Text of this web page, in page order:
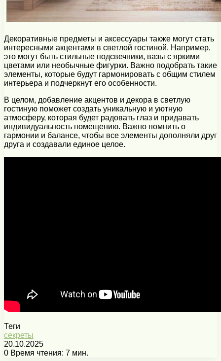
Декоративные предметы и аксессуары также могут стать
интересными акцентами в светлой гостиной. Например,
это могут быть стильные подсвечники, вазы с яркими
цветами или необычные фигурки. Важно подобрать такие
элементы, которые будут гармонировать с общим стилем
интерьера и подчеркнут его особенности.
В целом, добавление акцентов и декора в светлую
гостиную поможет создать уникальную и уютную
атмосферу, которая будет радовать глаз и придавать
индивидуальность помещению. Важно помнить о
гармонии и балансе, чтобы все элементы дополняли друг
друга и создавали единое целое.
Теги
секреты
20.10.2025
0 Время чтения: 7 мин.